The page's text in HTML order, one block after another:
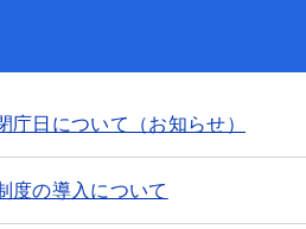
日について（お知らせ）
度の導入について